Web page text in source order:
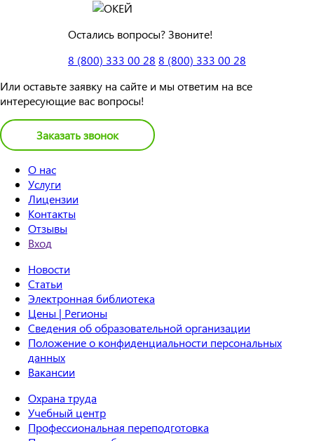
Остались вопросы? Звоните!
8 (800) 333 00 28 8 (800) 333 00 28
Или оставьте заявку на сайте и мы ответим на все
интересующие вас вопросы!
Заказать звонок
О нас
Услуги
Лицензии
Контакты
Отзывы
Вход
Новости
Статьи
Электронная библиотека
Цены | Регионы
Сведения об образовательной организации
Положение о конфиденциальности персональных
данных
Вакансии
Охрана труда
Учебный центр
Профессиональная переподготовка